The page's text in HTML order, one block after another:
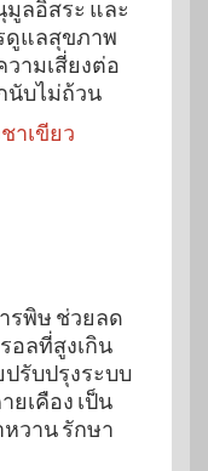
มูลอิสระ และ
ดูแลสุขภาพ
ามเสี่ยงต่อ
นับไม่ถ้วน
าเขียว
รพิษ ช่วยลด
อลที่สูงเกิน
รับปรุงระบบ
ยเคือง เป็น
วาน รักษา